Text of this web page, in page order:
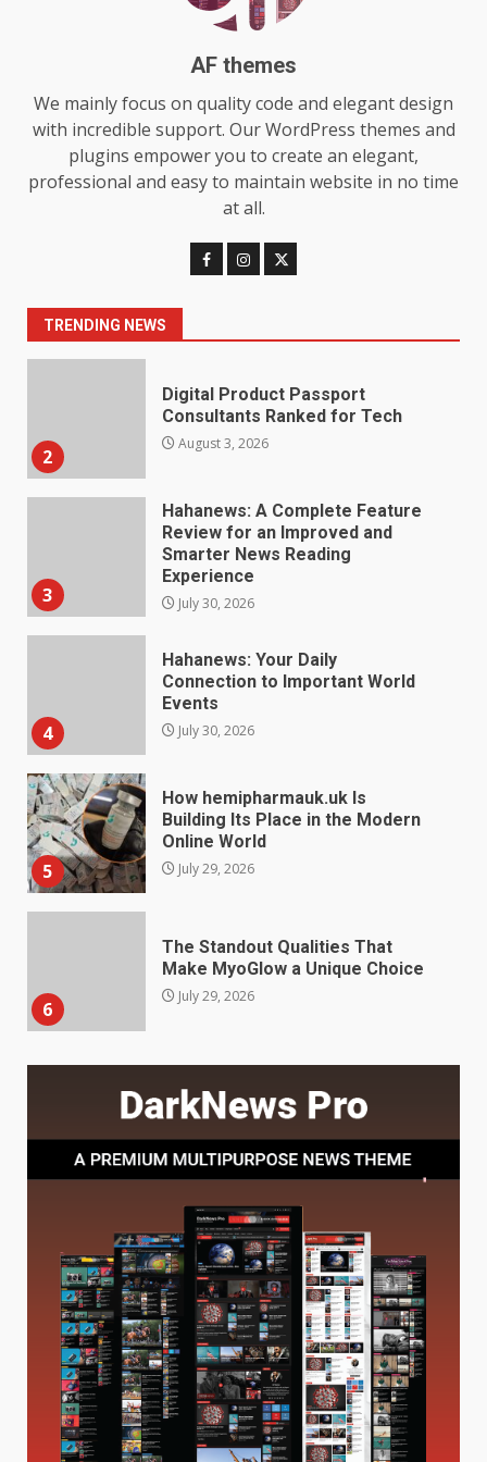
AF themes
We mainly focus on quality code and elegant design
with incredible support. Our WordPress themes and
plugins empower you to create an elegant,
professional and easy to maintain website in no time
at all.
TRENDING NEWS
Choosing a Portable Power
Station for Camping: Key
Features and Buying Tips
July 28, 2026
Baking Soda Trick for Weight
Understanding Its Benefits and
Limits
Consultants Ranked for Tech
August 3, 2026
Review for an Improved and
Smarter News Reading
Experience
July 30, 2026
Connection to Important World
Events
July 30, 2026
5
Building Its Place in the Modern
Online World
July 29, 2026
Make MyoGlow a Unique Choice
July 29, 2026
Station for Camping: Key
Features and Buying Tips
July 28, 2026
Baking Soda Trick for Weight
Understanding Its Benefits and
Limits
August 4, 2026
Digital Product Passport
Consultants Ranked for Tech
August 3, 2026
Hahanews: A Complete Feature